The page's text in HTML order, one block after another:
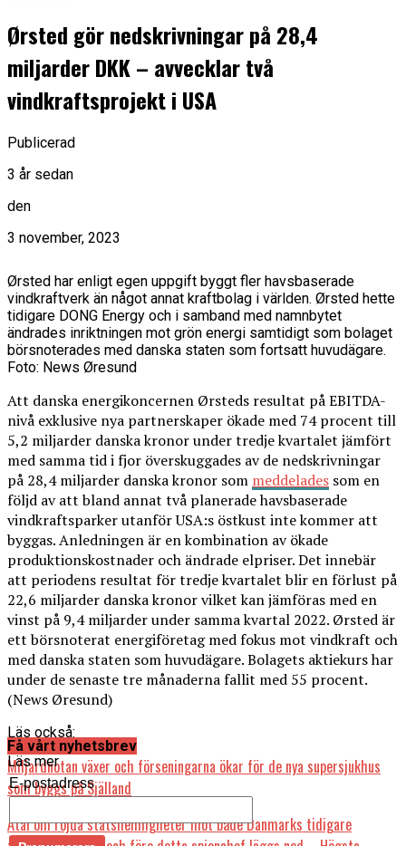
Ørsted gör nedskrivningar på 28,4
miljarder DKK – avvecklar två
vindkraftsprojekt i USA
Publicerad
3 år sedan
den
3 november, 2023
Ørsted har enligt egen uppgift byggt fler havsbaserade
vindkraftverk än något annat kraftbolag i världen. Ørsted hette
tidigare DONG Energy och i samband med namnbytet
ändrades inriktningen mot grön energi samtidigt som bolaget
börsnoterades med danska staten som fortsatt huvudägare.
Foto: News Øresund
Att danska energikoncernen Ørsteds resultat på EBITDA-
nivå exklusive nya partnerskaper ökade med 74 procent till
5,2 miljarder danska kronor under tredje kvartalet jämfört
med samma tid i fjor överskuggades av de nedskrivningar
på 28,4 miljarder danska kronor som meddelades som en
följd av att bland annat två planerade havsbaserade
vindkraftsparker utanför USA:s östkust inte kommer att
byggas. Anledningen är en kombination av ökade
produktionskostnader och ändrade elpriser. Det innebär
att periodens resultat för tredje kvartalet blir en förlust på
22,6 miljarder danska kronor vilket kan jämföras med en
vinst på 9,4 miljarder under samma kvartal 2022. Ørsted är
ett börsnoterat energiföretag med fokus mot vindkraft och
med danska staten som huvudägare. Bolagets aktiekurs har
under de senaste tre månaderna fallit med 55 procent.
(News Øresund)
Läs också:
Miljardnotan växer och förseningarna ökar för de nya supersjukhus
som byggs på Själland
Åtal om röjda statshemligheter mot både Danmarks tidigare
Läs mer
Få vårt nyhetsbrev
E-postadress